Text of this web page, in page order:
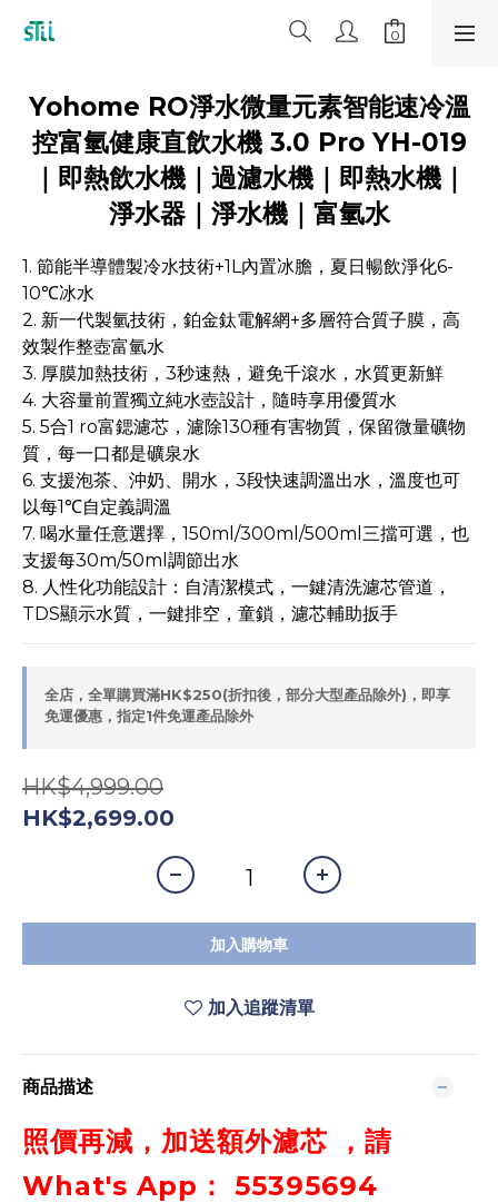
Yohome RO淨水微量元素智能速冷溫
控富氫健康直飲水機 3.0 Pro YH-019
｜即熱飲水機｜過濾水機｜即熱水機｜
淨水器｜淨水機｜富氫水
1. 節能半導體製冷水技術+1L內置冰膽，夏日暢飲淨化6-
10℃冰水
2. 新一代製氫技術，鉑金鈦電解網+多層符合質子膜，高
效製作整壺富氫水
3. 厚膜加熱技術，3秒速熱，避免千滾水，水質更新鮮
4. 大容量前置獨立純水壺設計，隨時享用優質水
5. 5合1 ro富鍶濾芯，濾除130種有害物質，保留微量礦物
質，每一口都是礦泉水
6. 支援泡茶、沖奶、開水，3段快速調溫出水，溫度也可
以每1℃自定義調溫
7. 喝水量任意選擇，150ml/300ml/500ml三擋可選，也
支援每30m/50ml調節出水
8. 人性化功能設計：自清潔模式，一鍵清洗濾芯管道，
TDS顯示水質，一鍵排空，童鎖，濾芯輔助扳手
全店，全單購買滿HK$250(折扣後，部分大型產品除外)，即享
免運優惠，指定1件免運產品除外
HK$4,999.00
HK$2,699.00
加入購物車
加入追蹤清單
商品描述
照價再減，加送額外濾芯 ，請
What's App： 55395694